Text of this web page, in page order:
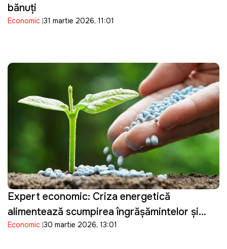
bănuţi
Economic 31 martie 2026, 11:01
Expert economic: Criza energetică
alimentează scumpirea îngrășămintelor și
pune presiune pe agricultura din Republica
Economic 30 martie 2026, 13:01